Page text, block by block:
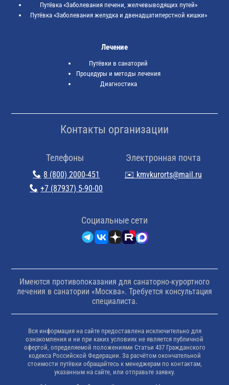
Путёвка «Заболевания печени, желчевыводящих путей»
Путёвка «Заболевания желудка и двенадцатиперстной кишки»
Лечение
Путёвки в санаторий
Процедуры и методы лечения
Диагностика
Контакты организации
Телефоны
8 (800) 2000-451
+7 (87937) 5-90-00
Электронная почта
✉️ kmvkurorts@mail.ru
Cоциальные сети
Имеются противопоказания для санаторно-курортного
лечения в санатории «Москва». Требуется консультация
специалиста.
Вся информация на сайте предоставлена исключительно для
ознакомления и ни при каких условиях не является публичной
офертой, определяемой положениями Статьи 437 Гражданского
кодекса Российской Федерации. За расчётом окончательной
стоимости путёвки обращайтесь к менеджерам по контактам,
указанным на сайте, или отправьте заявку.